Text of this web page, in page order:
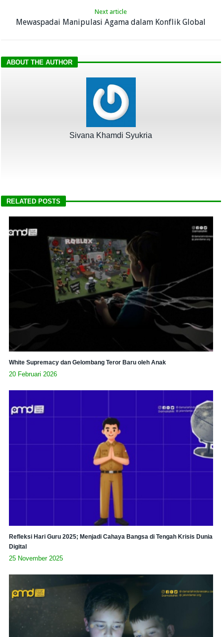
Next article
Mewaspadai Manipulasi Agama dalam Konflik Global
ABOUT THE AUTHOR
Sivana Khamdi Syukria
RELATED POSTS
White Supremacy dan Gelombang Teror Baru oleh Anak
20 Februari 2026
Refleksi Hari Guru 2025; Menjadi Cahaya Bangsa di Tengah Krisis Dunia
Digital
25 November 2025